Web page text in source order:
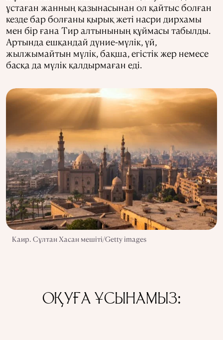
ұстаған жанның қазынасынан ол қайтыс болған
кезде бар болғаны қырық жеті насри дирхамы
мен бір ғана Тир алтынының құймасы табылды.
Артында ешқандай дүние-мүлік, үй,
жылжымайтын мүлік, бақша, егістік жер немесе
басқа да мүлік қалдырмаған еді.
Каир. Сұлтан Хасан мешіті/Getty images
ОҚУҒА ҰСЫНАМЫЗ: